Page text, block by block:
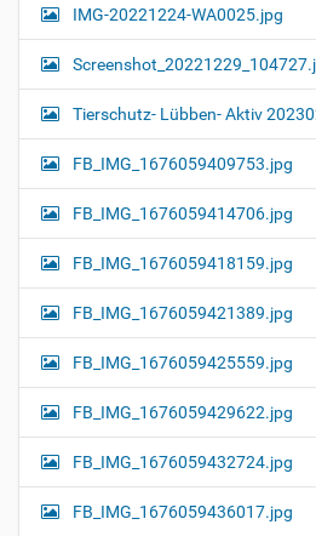
IMG-20221224-WA0025.jpg
Tierschutz- Lübben- Aktiv
FB_IMG_1676059409753.jpg
FB_IMG_1676059414706.jpg
FB_IMG_1676059418159.jpg
FB_IMG_1676059421389.jpg
FB_IMG_1676059425559.jpg
FB_IMG_1676059429622.jpg
FB_IMG_1676059432724.jpg
FB_IMG_1676059436017.jpg